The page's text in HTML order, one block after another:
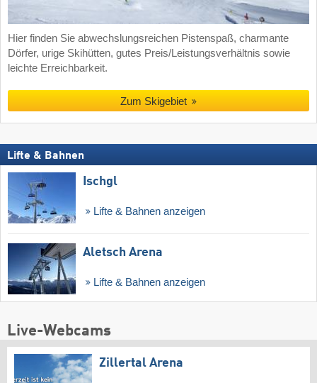
Hier finden Sie abwechslungsreichen Pistenspaß, charmante
Dörfer, urige Skihütten, gutes Preis/Leistungsverhältnis sowie
leichte Erreichbarkeit.
Zum Skigebiet
Lifte & Bahnen
Ischgl
Lifte & Bahnen anzeigen
Aletsch Arena
Lifte & Bahnen anzeigen
Live-Webcams
Zillertal Arena